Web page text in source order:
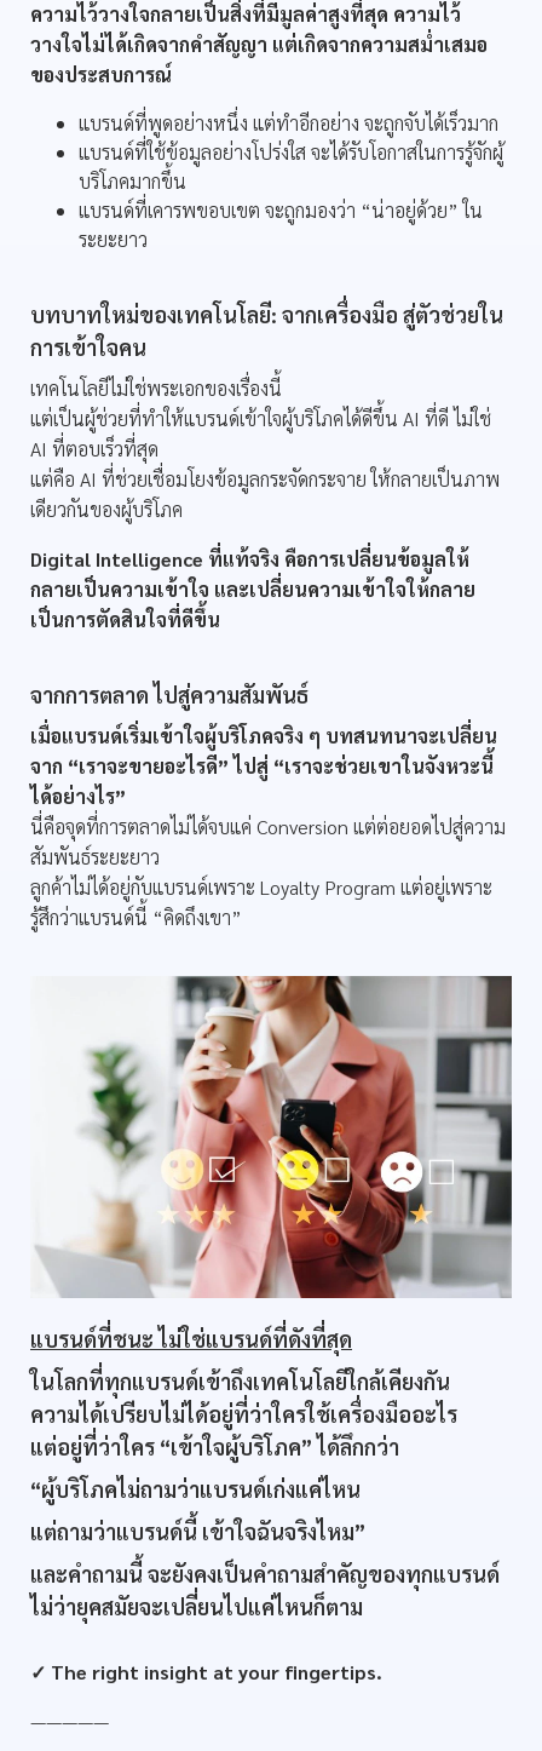
ความไว้วางใจกลายเป็นสิ่งที่มีมูลค่าสูงที่สุด ความไว้
วางใจไม่ได้เกิดจากคำสัญญา แต่เกิดจากความสม่ำเสมอ
ของประสบการณ์
แบรนด์ที่พูดอย่างหนึ่ง แต่ทำอีกอย่าง จะถูกจับได้เร็วมาก
แบรนด์ที่ใช้ข้อมูลอย่างโปร่งใส จะได้รับโอกาสในการรู้จักผู้
บริโภคมากขึ้น
แบรนด์ที่เคารพขอบเขต จะถูกมองว่า “น่าอยู่ด้วย” ใน
ระยะยาว
บทบาทใหม่ของเทคโนโลยี: จากเครื่องมือ สู่ตัวช่วยใน
การเข้าใจคน
เทคโนโลยีไม่ใช่พระเอกของเรื่องนี้
แต่เป็นผู้ช่วยที่ทำให้แบรนด์เข้าใจผู้บริโภคได้ดีขึ้น AI ที่ดี ไม่ใช่
AI ที่ตอบเร็วที่สุด
แต่คือ AI ที่ช่วยเชื่อมโยงข้อมูลกระจัดกระจาย ให้กลายเป็นภาพ
เดียวกันของผู้บริโภค
Digital Intelligence ที่แท้จริง คือการเปลี่ยนข้อมูลให้
กลายเป็นความเข้าใจ และเปลี่ยนความเข้าใจให้กลาย
เป็นการตัดสินใจที่ดีขึ้น
จากการตลาด ไปสู่ความสัมพันธ์
เมื่อแบรนด์เริ่มเข้าใจผู้บริโภคจริง ๆ บทสนทนาจะเปลี่ยน
จาก “เราจะขายอะไรดี” ไปสู่ “เราจะช่วยเขาในจังหวะนี้
ได้อย่างไร”
นี่คือจุดที่การตลาดไม่ได้จบแค่ Conversion แต่ต่อยอดไปสู่ความ
สัมพันธ์ระยะยาว
ลูกค้าไม่ได้อยู่กับแบรนด์เพราะ Loyalty Program แต่อยู่เพราะ
รู้สึกว่าแบรนด์นี้ “คิดถึงเขา”
แบรนด์ที่ชนะ ไม่ใช่แบรนด์ที่ดังที่สุด
ในโลกที่ทุกแบรนด์เข้าถึงเทคโนโลยีใกล้เคียงกัน
ความได้เปรียบไม่ได้อยู่ที่ว่าใครใช้เครื่องมืออะไร
แต่อยู่ที่ว่าใคร “เข้าใจผู้บริโภค” ได้ลึกกว่า
“ผู้บริโภคไม่ถามว่าแบรนด์เก่งแค่ไหน
แต่ถามว่าแบรนด์นี้ เข้าใจฉันจริงไหม”
และคำถามนี้ จะยังคงเป็นคำถามสำคัญของทุกแบรนด์
ไม่ว่ายุคสมัยจะเปลี่ยนไปแค่ไหนก็ตาม
✓ The right insight at your fingertips.
—————